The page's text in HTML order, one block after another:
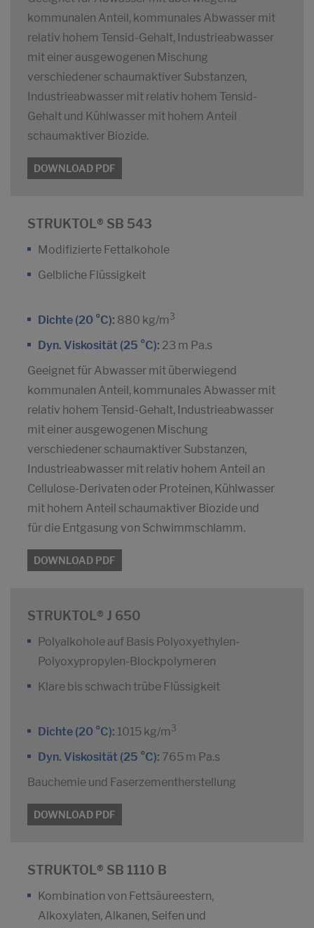
kommunalen Anteil, kommunales Abwasser mit
relativ hohem Tensid-Gehalt, Industrieabwasser
mit einer ausgewogenen Mischung
verschiedener schaumaktiver Substanzen,
Industrieabwasser mit relativ hohem Tensid-
Gehalt und Kühlwasser mit hohem Anteil
schaumaktiver Biozide.
DOWNLOAD PDF
STRUKTOL® SB 543
Modifizierte Fettalkohole
Gelbliche Flüssigkeit
Dichte (20 °C): 880 kg/m 3
Dyn. Viskosität (25 °C): 23 m Pa.s
Geeignet für Abwasser mit überwiegend
kommunalen Anteil, kommunales Abwasser mit
relativ hohem Tensid-Gehalt, Industrieabwasser
mit einer ausgewogenen Mischung
verschiedener schaumaktiver Substanzen,
Industrieabwasser mit relativ hohem Anteil an
Cellulose-Derivaten oder Proteinen, Kühlwasser
mit hohem Anteil schaumaktiver Biozide und
für die Entgasung von Schwimmschlamm.
DOWNLOAD PDF
STRUKTOL® J 650
Polyalkohole auf Basis Polyoxyethylen-
Polyoxypropylen-Blockpolymeren
Klare bis schwach trübe Flüssigkeit
Dichte (20 °C): 1015 kg/m 3
Dyn. Viskosität (25 °C): 765 m Pa.s
Bauchemie und Faserzementherstellung
DOWNLOAD PDF
STRUKTOL® SB 1110 B
Kombination von Fettsäureestern,
Alkoxylaten, Alkanen, Seifen und